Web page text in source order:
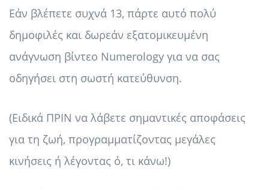
Εάν βλέπετε συχνά 13, πάρτε αυτό πολύ
δημοφιλές και δωρεάν εξατομικευμένη
ανάγνωση βίντεο Numerology για να σας
οδηγήσει στη σωστή κατεύθυνση.
(Ειδικά ΠΡΙΝ να λάβετε σημαντικές αποφάσεις
για τη ζωή, προγραμματίζοντας μεγάλες
κινήσεις ή λέγοντας ό, τι κάνω!)